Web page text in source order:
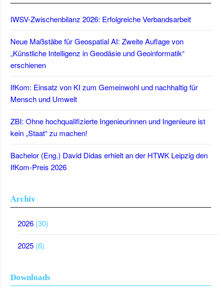
IWSV-Zwischenbilanz 2026: Erfolgreiche Verbandsarbeit
Neue Maßstäbe für Geospatial AI: Zweite Auflage von
„Künstliche Intelligenz in Geodäsie und Geoinformatik“
erschienen
IfKom: Einsatz von KI zum Gemeinwohl und nachhaltig für
Mensch und Umwelt
ZBI: Ohne hochqualifizierte Ingenieurinnen und Ingenieure ist
kein „Staat“ zu machen!
Bachelor (Eng.) David Didas erhielt an der HTWK Leipzig den
IfKom-Preis 2026
Archiv
2026 (30)
2025 (6)
Downloads